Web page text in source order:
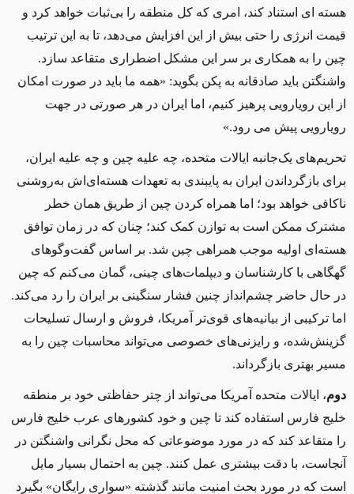
هسته ای استناد کند، امری که کل منطقه را بیثبات خواهد کرد و
قیمت انرژی را حتی بیش از این افزایش میدهد، تا به این ترتیب
چین را به همکاری بر سر این مشکل اضطراری متقاعد سازد.
واشنگتن باید صادقانه به پکن بگوید:
«همه ما باید در صورت امکان
از
این رویارویی پرهیز کنیم، اما ایران در هر صورتی در جهت
رویارویی پیش می رود.»
تحریمهای یکجانبه ایالات متحده، چه علیه چین و چه علیه ایران،
برای بازگرداندن ایران به پایبندی به تعهدات هسته ای اش به‌روشنی
ناکافی خواهد بود؛ اما همراه کردن چین از طریق همان خطر
مشترک ممکن است به توازن کمک کند؛ چنان که در زمان توافق
هسته ای اولیه موجب همراهی چین شد. بر اساس گفتوگوهای
گهگاهی با کارشناسان و دیپلماتهای چینی، گمان میکنم که چین
در حال حاضر چشم انداز چنین فشار سنگینی بر ایران را رد میکند.
اما ترکیبی از بیانیههای قویتر آمریکا، فروش و ارسال تسلیحات
گزینششده، و رایزنیهای خصوصی میتواند محاسبات چین را به
مسیر بهتری بازگرداند.
دوم، ایالات متحده آمریکا میتواند از چتر حفاظتی خود بر منطقه
خلیج فارس استفاده کند تا چین و خود کشورهای عرب خلیج فارس
را متقاعد کند که در مورد موضوعاتی که محل نگرانی واشنگتن در
آنجاست، با دقت بیشتری عمل کنند. چین به احتمال بسیار مایل
است که در مورد بحث امنیت مانند گذشته «سواری رایگان» بگیرد